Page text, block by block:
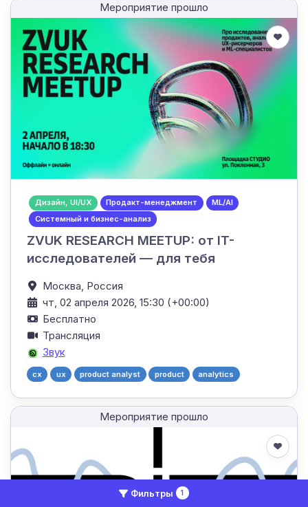
Фильтры 1
Мероприятие прошло
Дизайн, UI/UX Продакт-менеджмент
ML/AI
Системный и бизнес-анализ
ZVUK RESEARCH MEETUP: от IT-
исследователей — для тебя
Москва, Россия
чт, 02 апреля 2026, 15:30 (+00:00)
Бесплатно
Трансляция
Звук
cx ux product analyst product analytics
Мероприятие прошло